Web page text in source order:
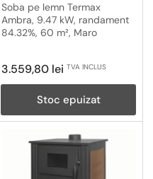
Soba pe lemn Termax
Ambra, 9.47 kW, randament
84.32%, 60 m², Maro
Pret
obisnuit
3.559,80 lei TVA INCLUS
Stoc epuizat